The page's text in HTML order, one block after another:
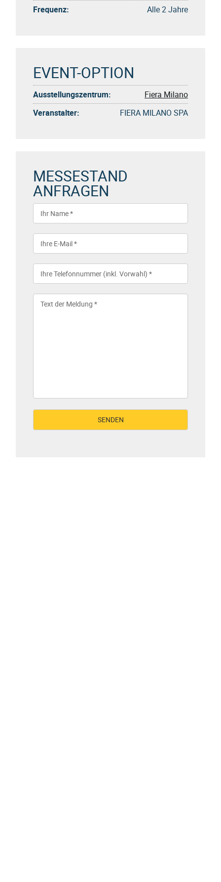
Frequenz:
Alle 2 Jahre
EVENT-OPTION
Ausstellungszentrum:
Fiera Milano
Veranstalter:
FIERA MILANO SPA
MESSESTAND
ANFRAGEN